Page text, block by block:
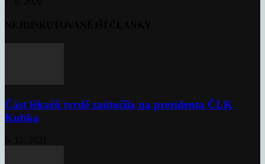
Část lékařů tvrdě zaútočila na prezidenta ČLK
Kubka